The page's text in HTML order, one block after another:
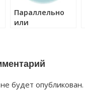
Параллельно
или
будет опубликован.